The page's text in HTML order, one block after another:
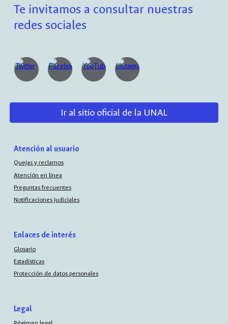
Te invitamos a consultar nuestras
redes sociales
Ir al sitio oficial de la UNAL
Atención al usuario
Quejas y reclamos
Atención en línea
Preguntas frecuentes
Notificaciones judiciales
Enlaces de interés
Glosario
Estadísticas
Protección de datos personales
Legal